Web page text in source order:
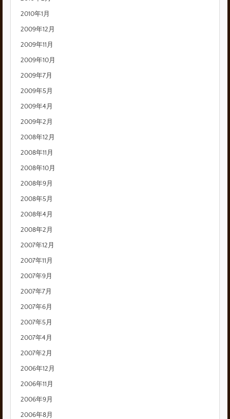
2010年1月
2009年12月
2009年11月
2009年10月
2009年7月
2009年5月
2009年4月
2009年2月
2008年12月
2008年11月
2008年10月
2008年9月
2008年5月
2008年4月
2008年2月
2007年12月
2007年11月
2007年9月
2007年7月
2007年6月
2007年5月
2007年4月
2007年2月
2006年12月
2006年11月
2006年9月
2006年8月